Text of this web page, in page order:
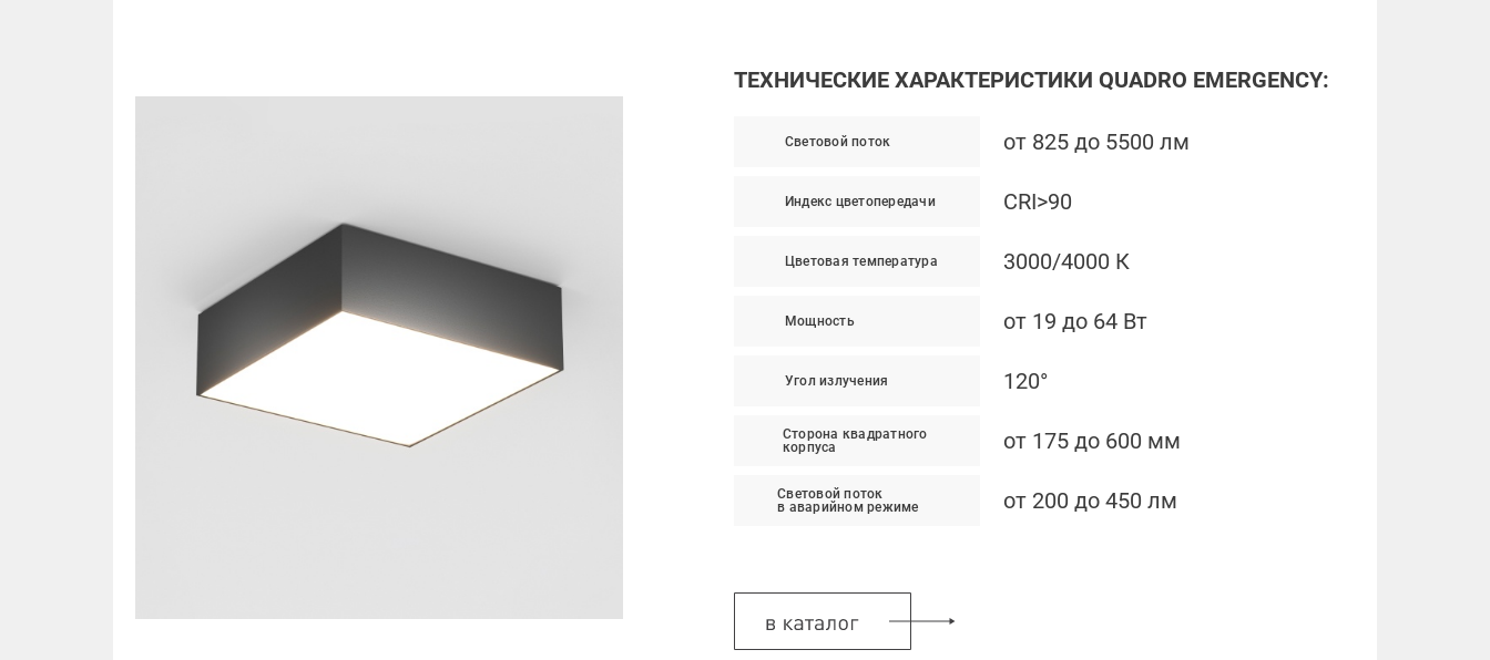
ТЕХНИЧЕСКИЕ ХАРАКТЕРИСТИКИ QUADRO EMERGENCY:
Световой поток от 825 до 5500 лм
Индекс цветопередачи CRI>90
Цветовая температура 3000/4000 К
Мощность от 19 до 64 Вт
Угол излучения 120°
Сторона квадратного
корпуса
от 175 до 600 мм
Световой поток
в аварийном режиме
от 200 до 450 лм